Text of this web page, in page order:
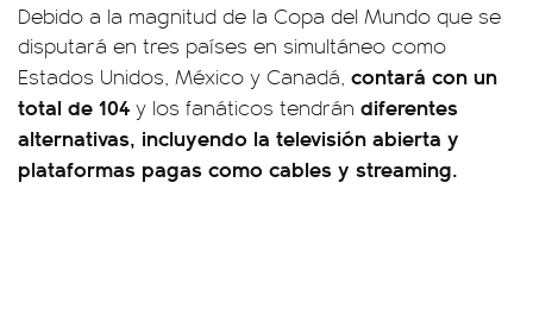
Debido a la magnitud de la Copa del Mundo que se
disputará en tres países en simultáneo como
Estados Unidos, México y Canadá, contará con un
total de 104 y los fanáticos tendrán diferentes
alternativas, incluyendo la televisión abierta y
plataformas pagas como cables y streaming.